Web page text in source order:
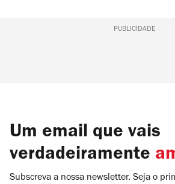
PUBLICIDADE
Um email que vais
verdadeiramente
Subscreva a nossa newsletter. Seja o